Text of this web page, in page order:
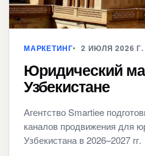
МАРКЕТИНГ 2 ИЮЛЯ 2026 Г.
Юридический
Узбекистане
Агентство Smartiee
каналов продвижения для
Узбекистана в 2026–2027 гг.